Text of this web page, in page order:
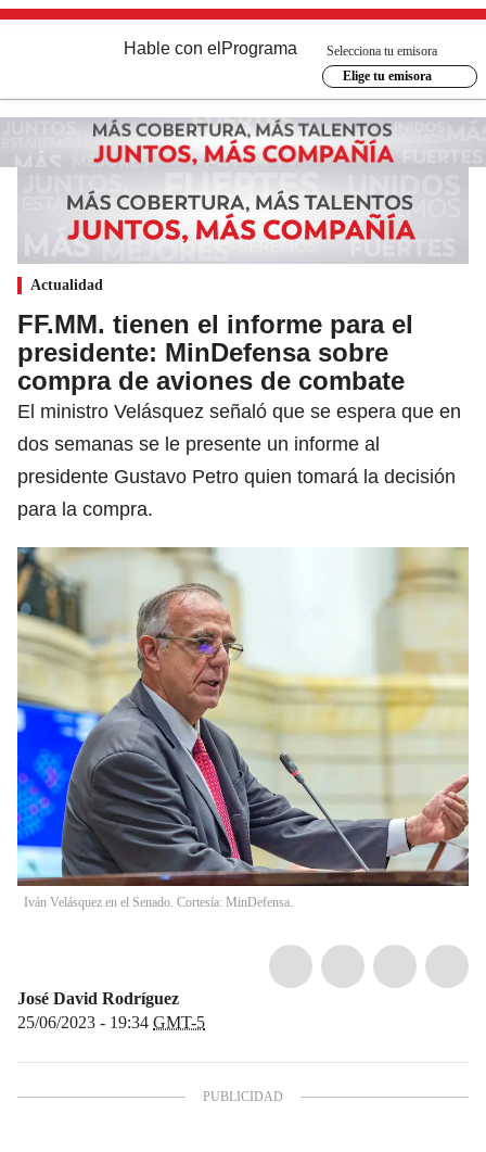
Hable con el Programa
Selecciona tu emisora
Elige tu emisora
Actualidad
FF.MM. tienen el informe para el
presidente: MinDefensa sobre
compra de aviones de combate
El ministro Velásquez señaló que se espera que en
dos semanas se le presente un informe al
presidente Gustavo Petro quien tomará la decisión
para la compra.
Iván Velásquez en el Senado. Cortesía: MinDefensa.
José David Rodríguez
25/06/2023 - 19:34 GMT-5